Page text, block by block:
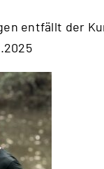
entfällt der